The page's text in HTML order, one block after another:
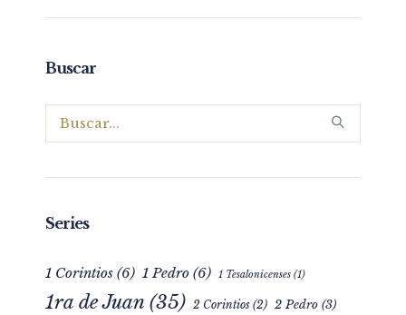
Buscar
Series
1 Corintios (6) 1 Pedro (6) 1 Tesalonicenses (1)
1ra de Juan (35) 2 Corintios (2) 2 Pedro (3)